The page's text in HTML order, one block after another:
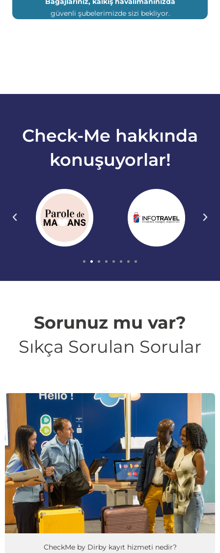
güvenli şubelerimizde sizi bekliyor.
Check-Me hakkında
konuşuyorlar!
Sorunuz mu var?
Sıkça Sorulan Sorular
CheckMe by Dirby kayıt hizmeti nedir?